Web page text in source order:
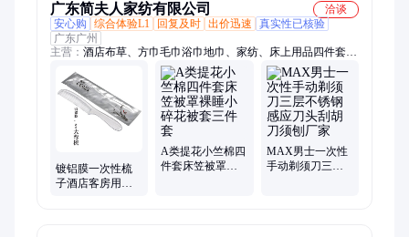
广东简夫人家纺有限公司
洽谈
安心购
综合体验L1 回复及时 出价迅速
真实性已核验
广东广州
主营： 酒店布草、方巾毛巾浴巾地巾、家纺、床上用品四件套、
毛毯、酒店用品、床尾巾、酒店床上用品四件套、医院床上用品
三件套、学校宿舍床上用品三件套、被芯
镀铝膜一次性梳
子酒店客房用品
A类提花小竺棉四
件套床笠被罩裸
MAX男士一次性
手动剃须刀三层